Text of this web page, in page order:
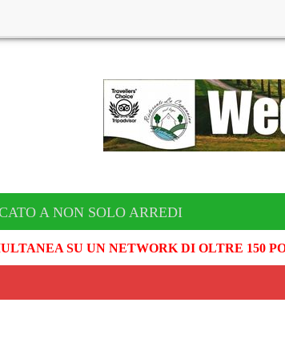
A NON SOLO ARREDI
SU UN NETWORK DI OLTRE 150